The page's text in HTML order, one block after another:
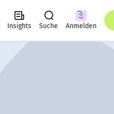
Insights Suche Anmelden